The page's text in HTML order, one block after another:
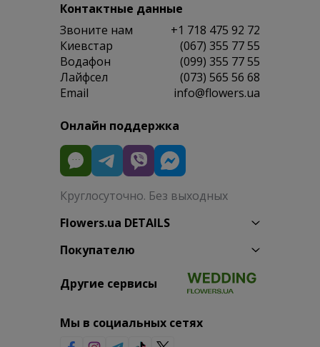
Контактные данные
Звоните нам
+1 718 475 92 72
Киевстар
(067) 355 77 55
Водафон
(099) 355 77 55
Лайфсел
(073) 565 56 68
Email
info@flowers.ua
Онлайн поддержка
Круглосуточно. Без выходных
Flowers.ua DETAILS
Покупателю
Другие сервисы
Мы в социальных сетях